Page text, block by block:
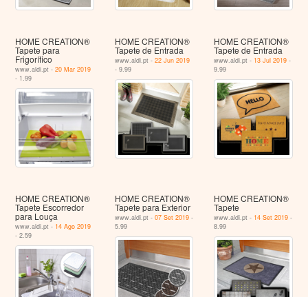
HOME CREATION®
Tapete para
Frigorífico
www.aldi.pt -20 Mar 2019
- 1.99
HOME CREATION®
Tapete de Entrada
www.aldi.pt - 22 Jun 2019
- 9.99
HOME CREATION®
Tapete de Entrada
www.aldi.pt - 13 Jul 2019 -
9.99
HOME CREATION®
Tapete Escorredor
para Louça
www.aldi.pt - 14 Ago 2019
- 2.59
HOME CREATION®
Tapete para Exterior
www.aldi.pt - 07 Set 2019-
5.99
HOME CREATION®
Tapete
www.aldi.pt - 14 Set 2019 -
8.99